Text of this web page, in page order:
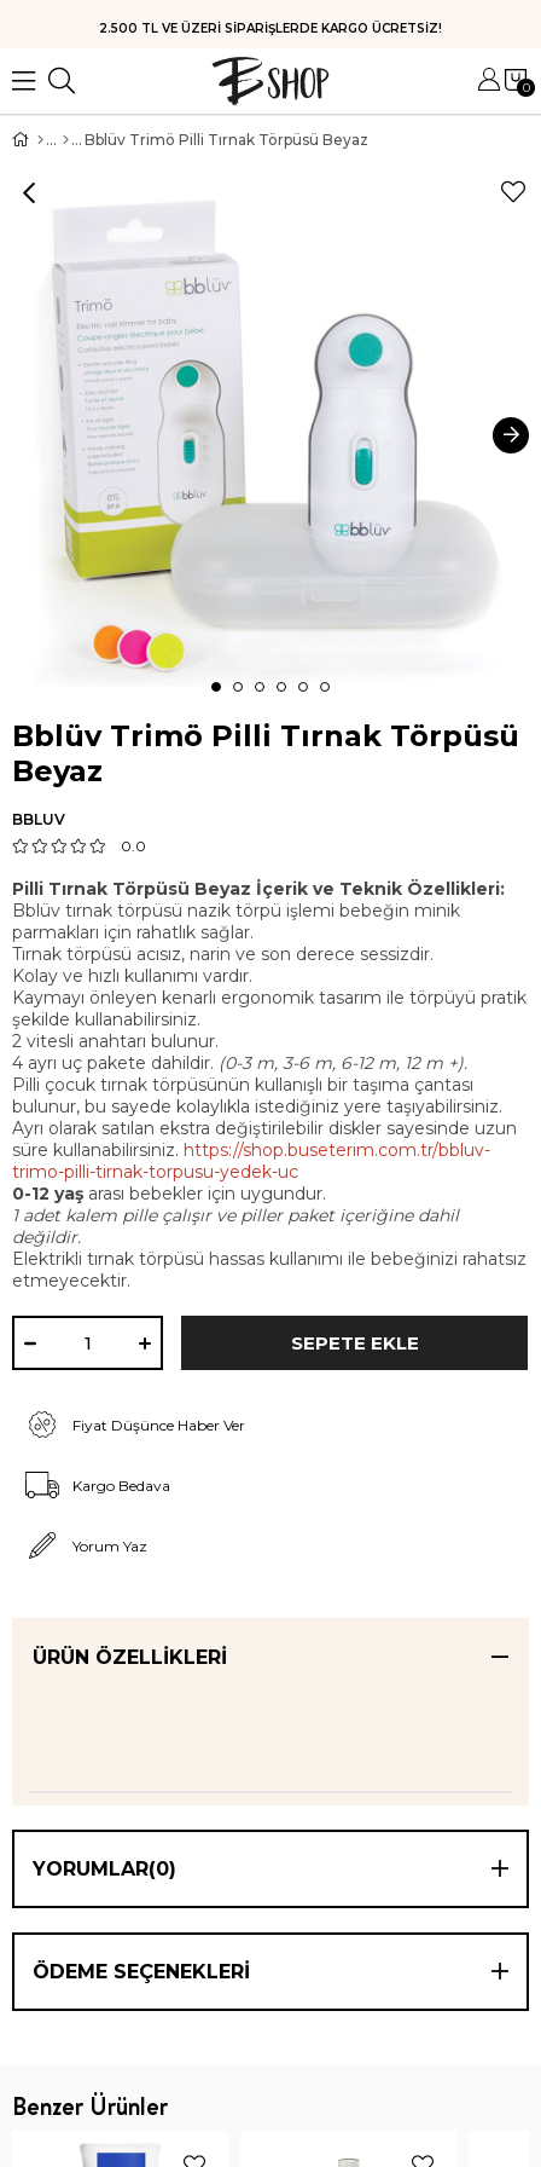
HIZLI KARGO
0
Bblüv Trimö Pilli Tırnak Törpüsü Beyaz
Bblüv Trimö Pilli Tırnak Törpüsü
Beyaz
BBLUV
0.0
Pilli Tırnak Törpüsü Beyaz İçerik ve Teknik Özellikleri:
Bblüv tırnak törpüsü nazik törpü işlemi bebeğin minik
parmakları için rahatlık sağlar.
Tırnak törpüsü acısız, narin ve son derece sessizdir.
Kolay ve hızlı kullanımı vardır.
Kaymayı önleyen kenarlı ergonomik tasarım ile törpüyü pratik
şekilde kullanabilirsiniz.
2 vitesli anahtarı bulunur.
4 ayrı uç pakete dahildir. (0-3 m, 3-6 m, 6-12 m, 12 m +).
Pilli çocuk tırnak törpüsünün kullanışlı bir taşıma çantası
bulunur, bu sayede kolaylıkla istediğiniz yere taşıyabilirsiniz.
Ayrı olarak satılan ekstra değiştirilebilir diskler sayesinde uzun
süre kullanabilirsiniz. https://shop.buseterim.com.tr/bbluv-
trimo-pilli-tirnak-torpusu-yedek-uc
0-12 yaş arası bebekler için uygundur.
1 adet kalem pille çalışır ve piller paket içeriğine dahil
değildir.
Elektrikli tırnak törpüsü hassas kullanımı ile bebeğinizi rahatsız
etmeyecektir.
Fiyat Düşünce Haber Ver
Kargo Bedava
Yorum Yaz
ÜRÜN ÖZELLIKLERI
YORUMLAR(0)
ÖDEME SEÇENEKLERI
Benzer Ürünler